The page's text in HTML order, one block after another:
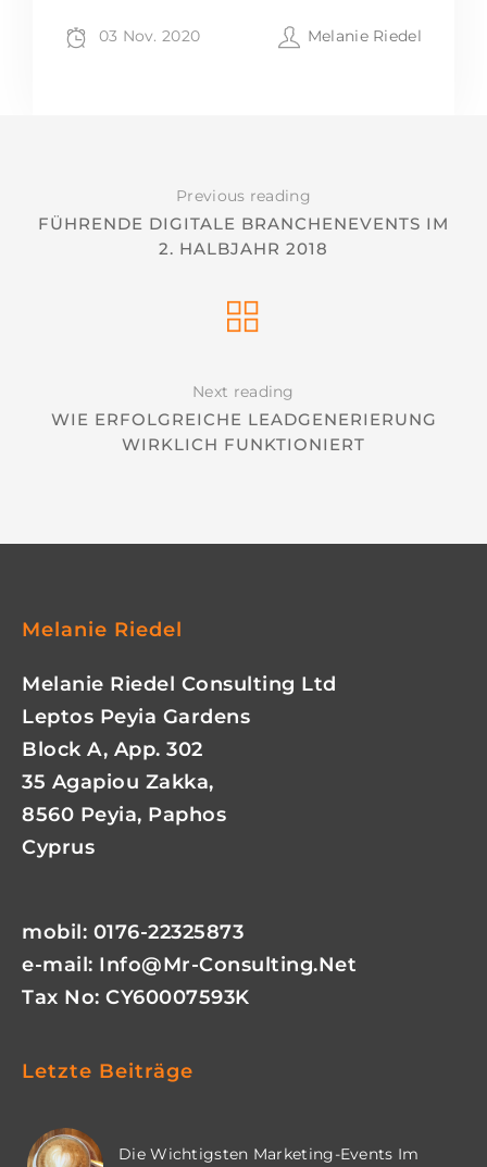
03 Nov. 2020 Melanie Riedel
Previous reading
FÜHRENDE DIGITALE BRANCHENEVENTS IM
2. HALBJAHR 2018
Next reading
WIE ERFOLGREICHE LEADGENERIERUNG
WIRKLICH FUNKTIONIERT
Melanie Riedel
Melanie Riedel Consulting Ltd
Leptos Peyia Gardens
Block A, App. 302
35 Agapiou Zakka,
8560 Peyia, Paphos
Cyprus
mobil: 0176-22325873
e-mail: Info@mr-Consulting.net
Tax No: CY60007593K
Letzte Beiträge
Die Wichtigsten Marketing-Events Im